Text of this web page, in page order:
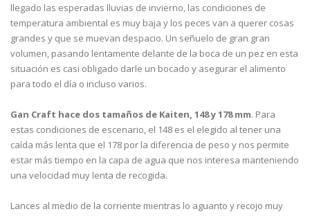
llegado las esperadas lluvias de invierno, las condiciones de
temperatura ambiental es muy baja y los peces van a querer cosas
grandes y que se muevan despacio. Un señuelo de gran gran
volumen, pasando lentamente delante de la boca de un pez en esta
situación es casi obligado darle un bocado y asegurar el alimento
para todo el día o incluso varios.
Gan Craft hace dos tamaños de Kaiten, 148 y 178 mm. Para
estas condiciones de escenario, el 148 es el elegido al tener una
caída más lenta que el 178 por la diferencia de peso y nos permite
estar más tiempo en la capa de agua que nos interesa manteniendo
una velocidad muy lenta de recogida.
Lances al medio de la corriente mientras lo aguanto y recojo muy